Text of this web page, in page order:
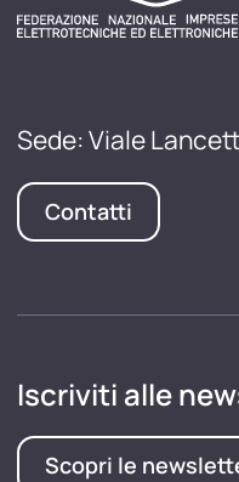
Sede: Viale
Contatti
Iscriviti alle
Scopri le